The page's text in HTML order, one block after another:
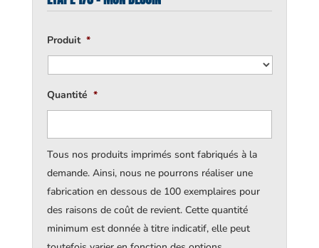
Produit *
Quantité *
Tous nos produits imprimés sont fabriqués à la
demande. Ainsi, nous ne pourrons réaliser une
fabrication en dessous de 100 exemplaires pour
des raisons de coût de revient. Cette quantité
minimum est donnée à titre indicatif, elle peut